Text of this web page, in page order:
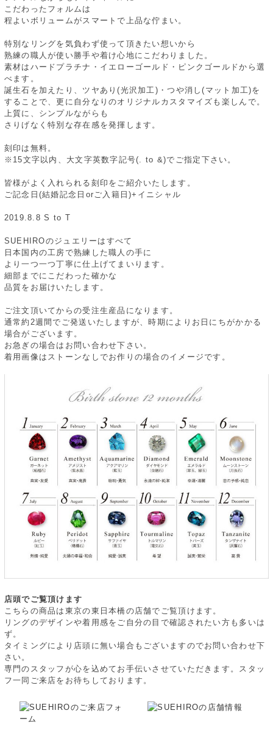
こだわったフォルムは
程よいボリュームがスマートで上品な佇まい。
特別なリングを気負わず使って頂きたい想いから
熟練の職人が使い勝手や着け心地にこだわりました。
素材はハードプラチナ・イエローゴールド・ピンクゴールドから選
べます。
誕生石を加えたり、ツヤあり(光沢加工)・つや消し(マット加工)を
することで、更に自分なりのオリジナルカスタマイズも楽しんで。
上質に、シンプルながらも
さりげなく特別な存在感を発揮します。
刻印は無料。
※15文字以内、大文字英数字記号(. to &)でご指定下さい。
皆様がよく入れられる刻印をご紹介いたします。
ご記念日(結婚記念日orご入籍日)+イニシャル
2019.8.8 S to T
SUEHIROのジュエリーはすべて
日本国内の工房で熟練した職人の手に
より一つ一つ丁寧に仕上げてまいります。
細部までにこだわった確かな
品質をお届けいたします。
ご注文頂いてからの受注生産品になります。
通常約2週間でご発送いたしますが、時期によりお日にちがかかる
場合がございます。
お急ぎの場合はお問い合わせ下さい。
着用画像はストーンなしでお作りの場合のイメージです。
店頭でご覧頂けます
こちらの商品は東京の東日本橋の店舗でご覧頂けます。
リングのデザインや着用感をご自分の目で確認されたい方も多いは
ず。
タイミングにより店頭に無い場合もございますのでお問い合わせ下
さい。
専門のスタッフが心を込めてお手伝いさせていただきます。スタッ
フ一同ご来店をお待ちしております。